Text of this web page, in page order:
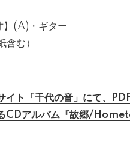
】(A)・ギター
む）
イト「千代の音」にて、
CDアルバム『故郷/